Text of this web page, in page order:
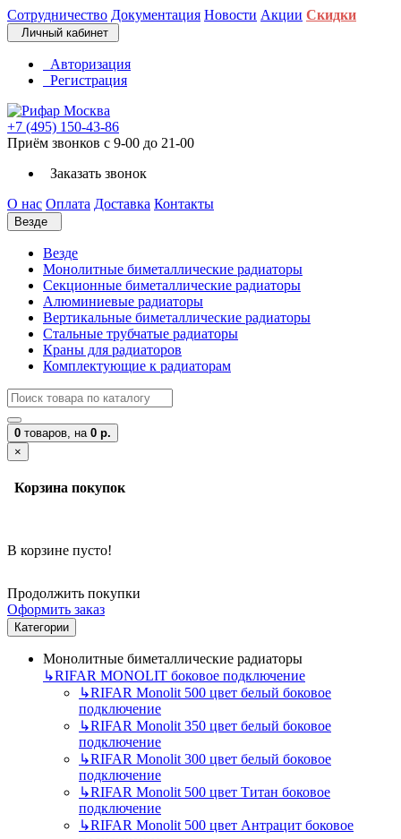
Сотрудничество Документация Новости Акции Скидки
Личный кабинет
Авторизация
Регистрация
+7 (495) 150-43-86
Приём звонков с 9-00 до 21-00
Заказать звонок
О нас Оплата Доставка Контакты
Везде
Везде
Монолитные биметаллические радиаторы
Секционные биметаллические радиаторы
Алюминиевые радиаторы
Вертикальные биметаллические радиаторы
Стальные трубчатые радиаторы
Краны для радиаторов
Комплектующие к радиаторам
0 товаров, на 0 р.
×
Корзина покупок
В корзине пусто!
Продолжить покупки
Оформить заказ
Категории
Монолитные биметаллические радиаторы
↳RIFAR MONOLIT боковое подключение
↳RIFAR Monolit 500 цвет белый боковое
подключение
↳RIFAR Monolit 350 цвет белый боковое
подключение
↳RIFAR Monolit 300 цвет белый боковое
подключение
↳RIFAR Monolit 500 цвет Титан боковое
подключение
↳RIFAR Monolit 500 цвет Антрацит боковое